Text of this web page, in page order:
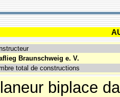
Braunschweig e. V.
total de constructions
biplace